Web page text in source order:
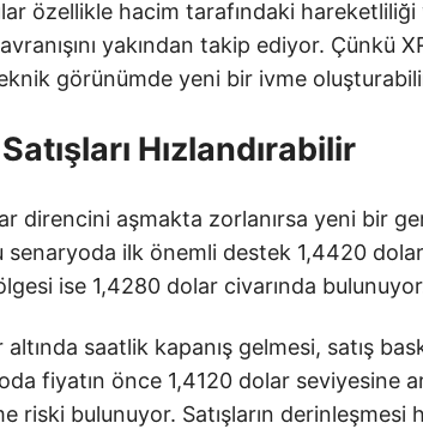
özellikle hacim tarafındaki
yakından takip ediyor. Çünkü
görünümde yeni bir ivme
Hızlandırabilir
direncini aşmakta zorlanırsa yeni bir
senaryoda ilk önemli destek 1,4420
ise 1,4280 dolar civarında
saatlik kapanış gelmesi, satış
fiyatın önce 1,4120 dolar seviyesine
riski bulunuyor. Satışların derinleşmesi